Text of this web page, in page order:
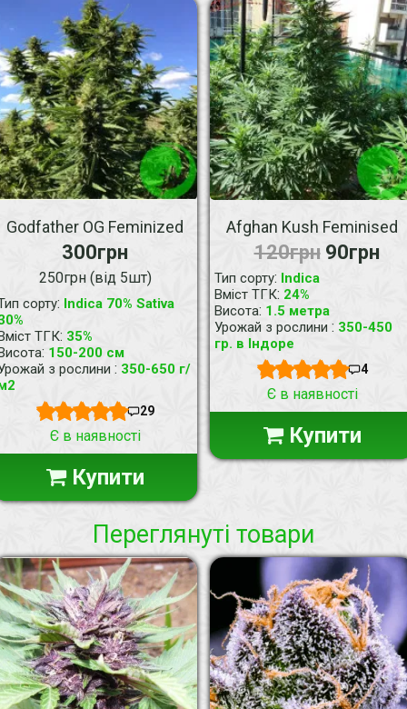
Godfather OG Feminized
300грн
250грн (від 5шт)
сорту: Indica 70% Sativa
ТГК: 35%
: 150-200 см
з рослини : 350-650 г/
29
Є в наявності
Купити
Afghan Kush Feminised
120грн 90грн
Тип сорту: Indica
Вміст ТГК: 24%
Висота: 1.5 метра
Урожай з рослини : 350-450
гр. в Індоре
4
Є в наявності
Купити
Переглянуті товари